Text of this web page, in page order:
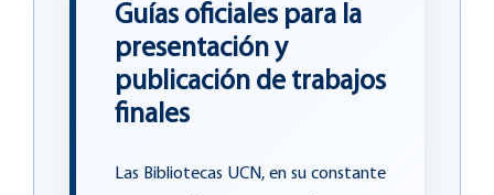
Guías oficiales para la
presentación y
publicación de trabajos
finales
Las Bibliotecas UCN, en su constante